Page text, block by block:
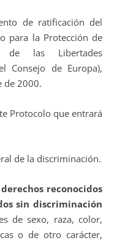
de ratificación del
para la Protección de
de las Libertades
Consejo de Europa),
de 2000.
que entrará
de la discriminación.
reconocidos
sin discriminación
de sexo, raza, color,
o de otro carácter,